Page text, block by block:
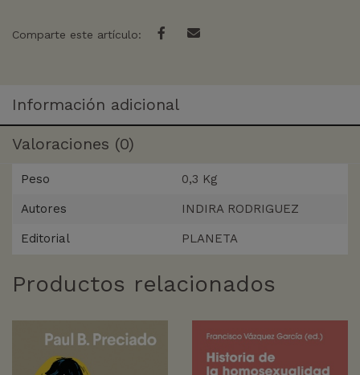
Comparte este artículo:
Información adicional
Valoraciones (0)
Peso 0,3 Kg
Autores INDIRA RODRIGUEZ
Editorial PLANETA
Productos relacionados